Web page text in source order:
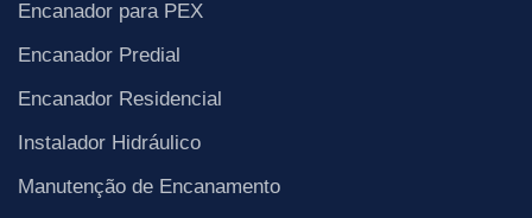
Encanador para PEX
Encanador Predial
Encanador Residencial
Instalador Hidráulico
Manutenção de Encanamento